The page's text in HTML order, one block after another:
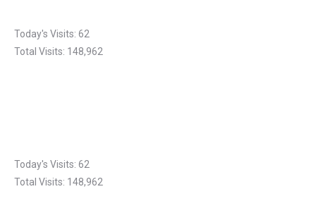
Today's Visits: 62
Total Visits: 148,962
Today's Visits: 62
Total Visits: 148,962